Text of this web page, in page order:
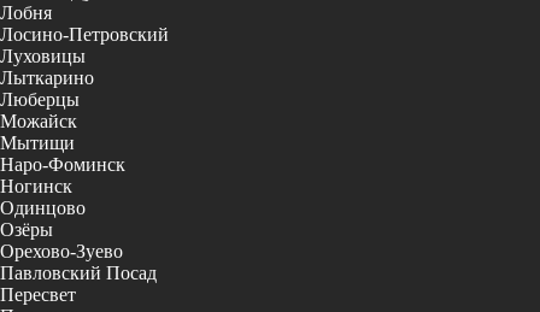
Лобня
Лосино-Петровский
Луховицы
Лыткарино
Люберцы
Можайск
Мытищи
Наро-Фоминск
Ногинск
Одинцово
Озёры
Орехово-Зуево
Павловский Посад
Пересвет